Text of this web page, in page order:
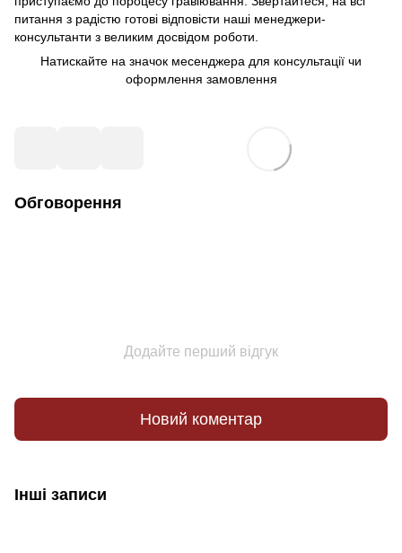
питання з радістю готові відповісти наші менеджери-
консультанти з великим досвідом роботи.
Натискайте на значок месенджера для консультації чи
оформлення замовлення
Обговорення
Додайте перший відгук
Новий коментар
Інші записи